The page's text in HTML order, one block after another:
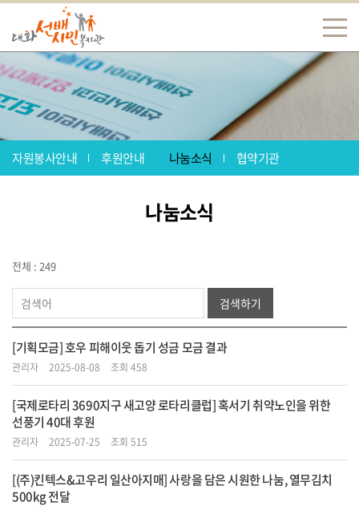
자원봉사안내 후원안내 나눔소식 협약기관
나눔소식
전체 : 249
검색하기
[기획모금] 호우 피해이웃 돕기 성금 모금 결과
관리자 2025-08-08 조회 458
[국제로타리 3690지구 새고양 로타리클럽] 혹서기 취약노인을 위한
선풍기 40대 후원
관리자 2025-07-25 조회 515
[(주)킨텍스&고우리 일산아지매] 사랑을 담은 시원한 나눔, 열무김치
500kg 전달